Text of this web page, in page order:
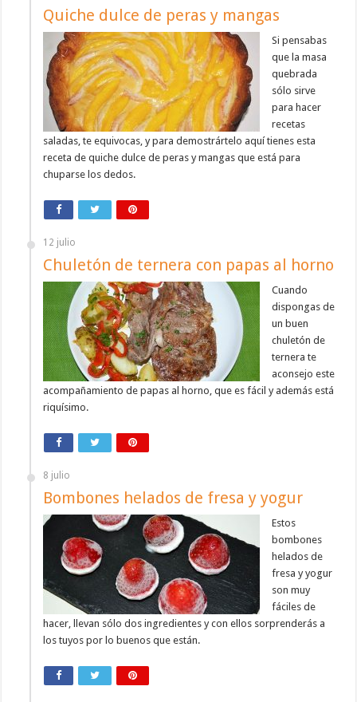
Quiche dulce de peras y mangas
Si pensabas
que la masa
quebrada
sólo sirve
para hacer
recetas
saladas, te equivocas, y para demostrártelo aquí tienes esta
receta de quiche dulce de peras y mangas que está para
chuparse los dedos.
12 julio
Chuletón de ternera con papas al horno
Cuando
dispongas de
un buen
chuletón de
ternera te
aconsejo este
acompañamiento de papas al horno, que es fácil y además está
riquísimo.
8 julio
Bombones helados de fresa y yogur
Estos
bombones
helados de
fresa y yogur
son muy
fáciles de
hacer, llevan sólo dos ingredientes y con ellos sorprenderás a
los tuyos por lo buenos que están.